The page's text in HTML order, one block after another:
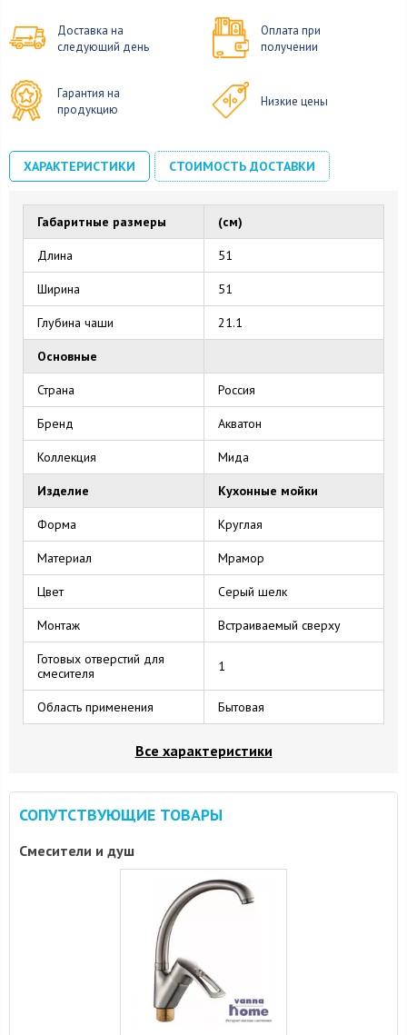
Доставка на
следующий день
Оплата при
получении
Гарантия на
продукцию
Низкие цены
ХАРАКТЕРИСТИКИ СТОИМОСТЬ ДОСТАВКИ
Габаритные размеры (см)
Длина 51
Ширина 51
Глубина чаши 21.1
Основные
Страна Россия
Бренд Акватон
Коллекция Мида
Изделие Кухонные мойки
Форма Круглая
Материал Мрамор
Цвет Серый шелк
Монтаж Встраиваемый сверху
Готовых отверстий для
смесителя
1
Область применения Бытовая
Все характеристики
СОПУТСТВУЮЩИЕ ТОВАРЫ
Смесители и душ